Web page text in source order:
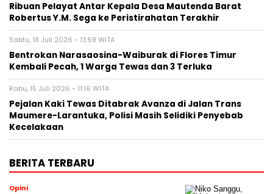
Ribuan Pelayat Antar Kepala Desa Mautenda Barat
Robertus Y.M. Sega ke Peristirahatan Terakhir
Sabtu, 18 Juli 2026 - 13:59 WITA
Bentrokan Narasaosina-Waiburak di Flores Timur
Kembali Pecah, 1 Warga Tewas dan 3 Terluka
Rabu, 15 Juli 2026 - 11:16 WITA
Pejalan Kaki Tewas Ditabrak Avanza di Jalan Trans
Maumere-Larantuka, Polisi Masih Selidiki Penyebab
Kecelakaan
BERITA TERBARU
Opini